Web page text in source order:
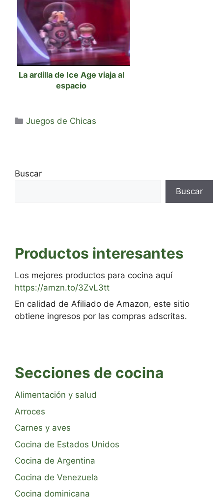
La ardilla de Ice Age viaja al
espacio
Categorías
Juegos de Chicas
Buscar
Buscar
Productos interesantes
Los mejores productos para cocina aquí
https://amzn.to/3ZvL3tt
En calidad de Afiliado de Amazon, este sitio
obtiene ingresos por las compras adscritas.
Secciones de cocina
Alimentación y salud
Arroces
Carnes y aves
Cocina de Estados Unidos
Cocina de Argentina
Cocina de Venezuela
Cocina dominicana